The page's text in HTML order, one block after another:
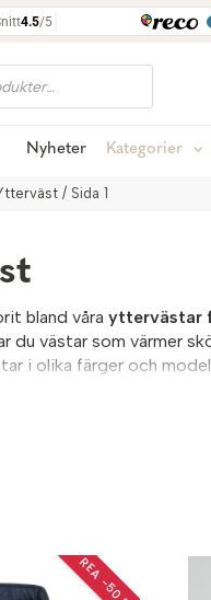
Nyheter Kategorier
/ Sida 1
bland våra yttervästar
du västar som värmer
i olika färger och
REA −50 %